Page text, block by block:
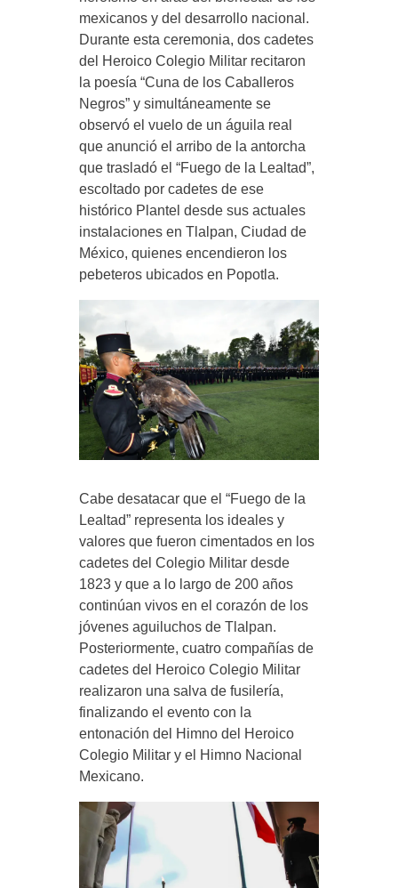
mexicanos y del desarrollo nacional.
Durante esta ceremonia, dos cadetes
del Heroico Colegio Militar recitaron
la poesía “Cuna de los Caballeros
Negros” y simultáneamente se
observó el vuelo de un águila real
que anunció el arribo de la antorcha
que trasladó el “Fuego de la Lealtad”,
escoltado por cadetes de ese
histórico Plantel desde sus actuales
instalaciones en Tlalpan, Ciudad de
México, quienes encendieron los
pebeteros ubicados en Popotla.
Cabe desatacar que el “Fuego de la
Lealtad” representa los ideales y
valores que fueron cimentados en los
cadetes del Colegio Militar desde
1823 y que a lo largo de 200 años
continúan vivos en el corazón de los
jóvenes aguiluchos de Tlalpan.
Posteriormente, cuatro compañías de
cadetes del Heroico Colegio Militar
realizaron una salva de fusilería,
finalizando el evento con la
entonación del Himno del Heroico
Colegio Militar y el Himno Nacional
Mexicano.